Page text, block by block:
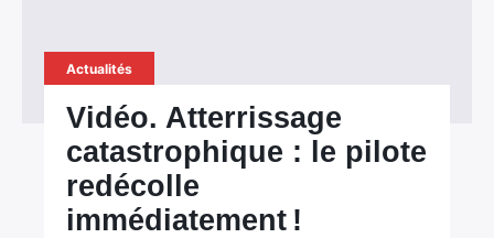
Actualités
Vidéo. Atterrissage
catastrophique : le pilote
redécolle
immédiatement !